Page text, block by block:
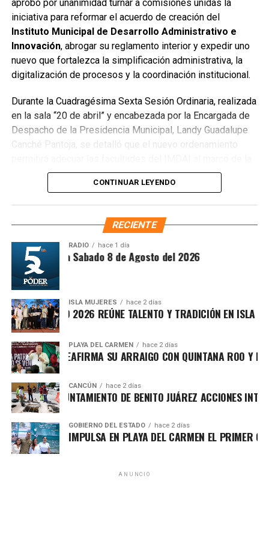
público utilizado como basurero clandestino, del cual se
han retirado aproximadamente 150 toneladas de
escombros, cacharros y desechos vegetales. Se estima
que el saneamiento concluirá en dos días.
Finalmente, las Unidades Verdes de SIRESOL Cancún
convertirse en punto de disposición ilegal de basura. El
Ayuntamiento exhortó a la ciudadanía a reportar estas
prácticas y sumarse al esfuerzo colectivo para mantener
un Cancún limpio y con prosperidad compartida.
Fuente: 5to Poder Agencia de Noticias
Recibe las noticias al instante
Quinto Podery recibe las noticias más
importantes de Quintana Roo directamente
aprobó por unanimidad turnar a comisiones unidas la
iniciativa para reformar el acuerdo de creación del
Instituto Municipal de Desarrollo Administrativo e
Innovación, abrogar su reglamento interior y expedir uno
nuevo que fortalezca la simplificación administrativa, la
digitalización de procesos y la coordinación institucional.
Durante la Cuadragésima Sexta Sesión Ordinaria, realizada
en la sala “20 de abril” y encabezada por la Encargada de
Despacho de la Presidencia Municipal, Landy Guadalupe
Canché Pantoja, se detalló que el nuevo ordenamiento
Ley Nacional para Eliminar Trámites Burocráticos
mediante la instauración de la Autoridad Municipal de
Simplificación y Digitalización. Con ello, se busca agilizar
trámites, reducir cargas administrativas y mejorar la
Asimismo, el cuerpo cabildar avaló por mayoría turnar a
comisiones la expedición delReglamento para la
Atención Integral de Inmuebles en Estado de
CONTINUAR LEYENDO
RECIENTE
RADIO hace 1 día
Matutina Sabado 8 de Agosto del 2026
ISLA MUJERES hace 2 días
ISLEÑO 2026 REÚNE TALENTO Y TRADICIÓN EN ISLA
PLAYA DEL CARMEN hace 2 días
MARÍN REAFIRMA SU ARRAIGO CON QUINTANA ROO Y
CANCÚN hace 2 días
AYUNTAMIENTO DE BENITO JUÁREZ ACCIONES
GOBIERNO DEL ESTADO hace 2 días
LEZAMA IMPULSA EN PLAYA DEL CARMEN EL PRIMER
ANUNCIO